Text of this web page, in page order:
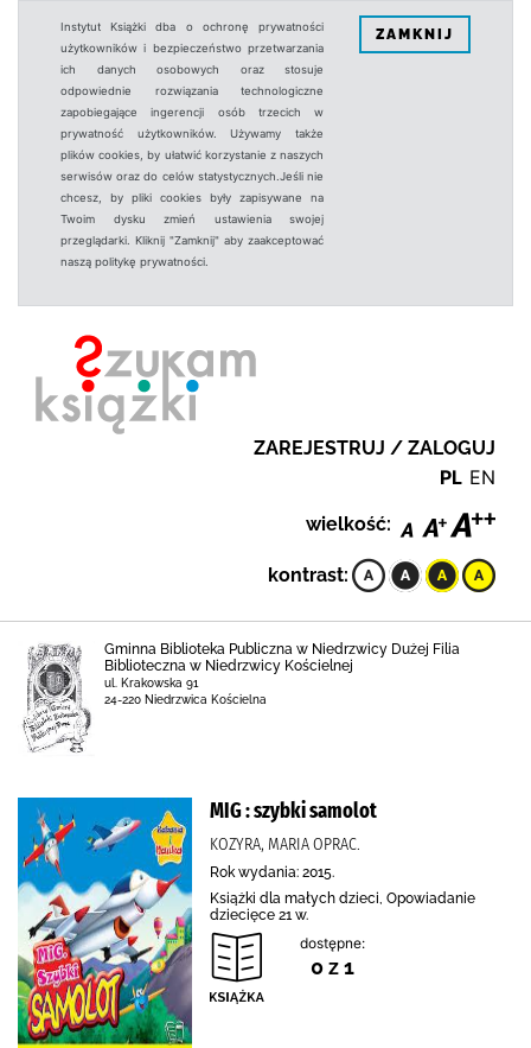
Instytut Książki dba o ochronę prywatności
użytkowników i bezpieczeństwo przetwarzania
ich danych osobowych oraz stosuje
odpowiednie rozwiązania technologiczne
zapobiegające ingerencji osób trzecich w
prywatność użytkowników. Używamy także
plików cookies, by ułatwić korzystanie z naszych
serwisów oraz do celów statystycznych.Jeśli nie
chcesz, by pliki cookies były zapisywane na
Twoim dysku zmień ustawienia swojej
przeglądarki. Kliknij "Zamknij" aby zaakceptować
naszą politykę prywatności.
ZAMKNIJ
ZAREJESTRUJ / ZALOGUJ
PL EN
wielkość:
kontrast:
Gminna Biblioteka Publiczna w Niedrzwicy Dużej Filia
Biblioteczna w Niedrzwicy Kościelnej
ul. Krakowska 91
24-220 Niedrzwica Kościelna
MIG : szybki samolot
KOZYRA, MARIA OPRAC.
Rok wydania: 2015.
Książki dla małych dzieci, Opowiadanie
dziecięce 21 w.
dostępne:
0 z 1